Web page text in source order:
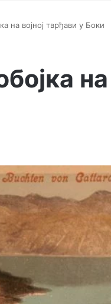
на војној тврђави у Боки
на